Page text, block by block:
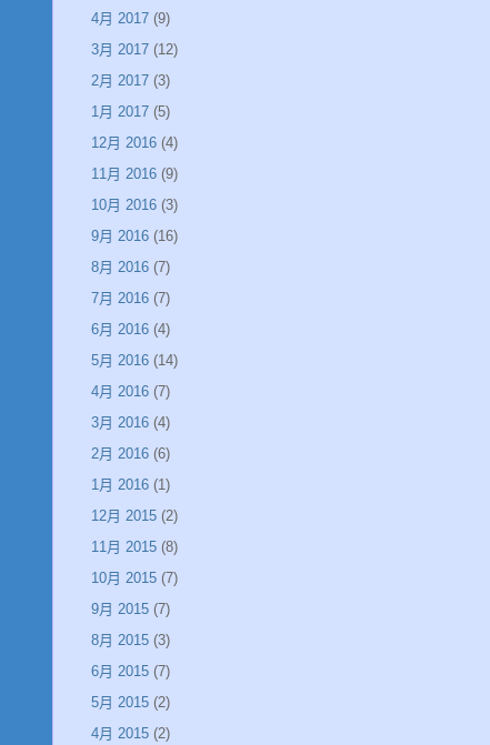
4月 2017 (9)
3月 2017 (12)
2月 2017 (3)
1月 2017 (5)
12月 2016 (4)
11月 2016 (9)
10月 2016 (3)
9月 2016 (16)
8月 2016 (7)
7月 2016 (7)
6月 2016 (4)
5月 2016 (14)
4月 2016 (7)
3月 2016 (4)
2月 2016 (6)
1月 2016 (1)
12月 2015 (2)
11月 2015 (8)
10月 2015 (7)
9月 2015 (7)
8月 2015 (3)
6月 2015 (7)
5月 2015 (2)
4月 2015 (2)